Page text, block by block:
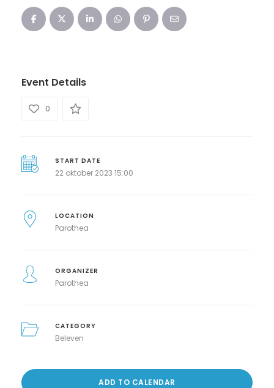
Event Details
0
START DATE
22 oktober 2023 15:00
LOCATION
Parothea
ORGANIZER
Parothea
CATEGORY
Beleven
ADD TO CALENDAR